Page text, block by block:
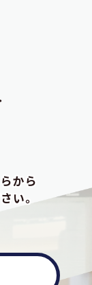
から
い。